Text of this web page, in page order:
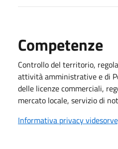
Competenze
Controllo del territorio,
attività amministrative e di
delle licenze commerciali,
mercato locale, servizio di
Informativa privacy